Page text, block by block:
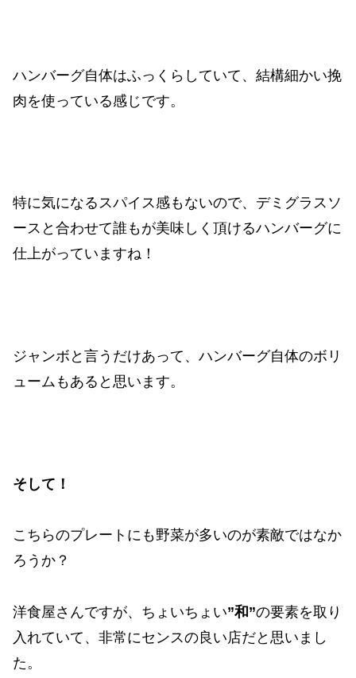
ハンバーグ自体はふっくらしていて、結構細かい挽
肉を使っている感じです。
特に気になるスパイス感もないので、デミグラスソ
ースと合わせて誰もが美味しく頂けるハンバーグに
仕上がっていますね！
ジャンボと言うだけあって、ハンバーグ自体のボリ
ュームもあると思います。
そして！
こちらのプレートにも野菜が多いのが素敵ではなか
ろうか？
洋食屋さんですが、ちょいちょい”和”の要素を取り
入れていて、非常にセンスの良い店だと思いまし
た。